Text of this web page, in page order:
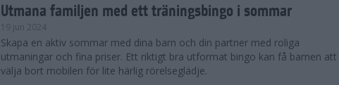
Utmana familjen med ett träningsbingo i sommar
19 jun 2024
Skapa en aktiv sommar med dina barn och din partner med roliga
utmaningar och fina priser. Ett riktigt bra utformat bingo kan få barnen att
välja bort mobilen för lite härlig rörelseglädje.